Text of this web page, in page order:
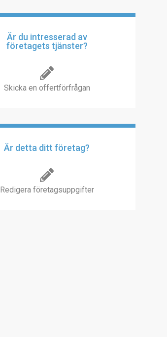
Är du intresserad av
företagets tjänster?
Skicka en offertförfrågan
Är detta ditt företag?
Redigera företagsuppgifter